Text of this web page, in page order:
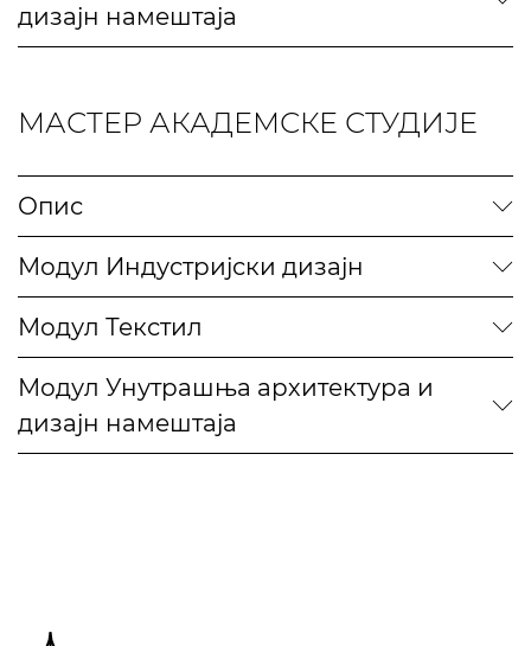
дизајн намештаја
МАСТЕР АКАДЕМСКЕ СТУДИЈЕ
Опис
Модул Индустријски дизајн
Модул Текстил
Модул Унутрашња архитектура и
дизајн намештаја